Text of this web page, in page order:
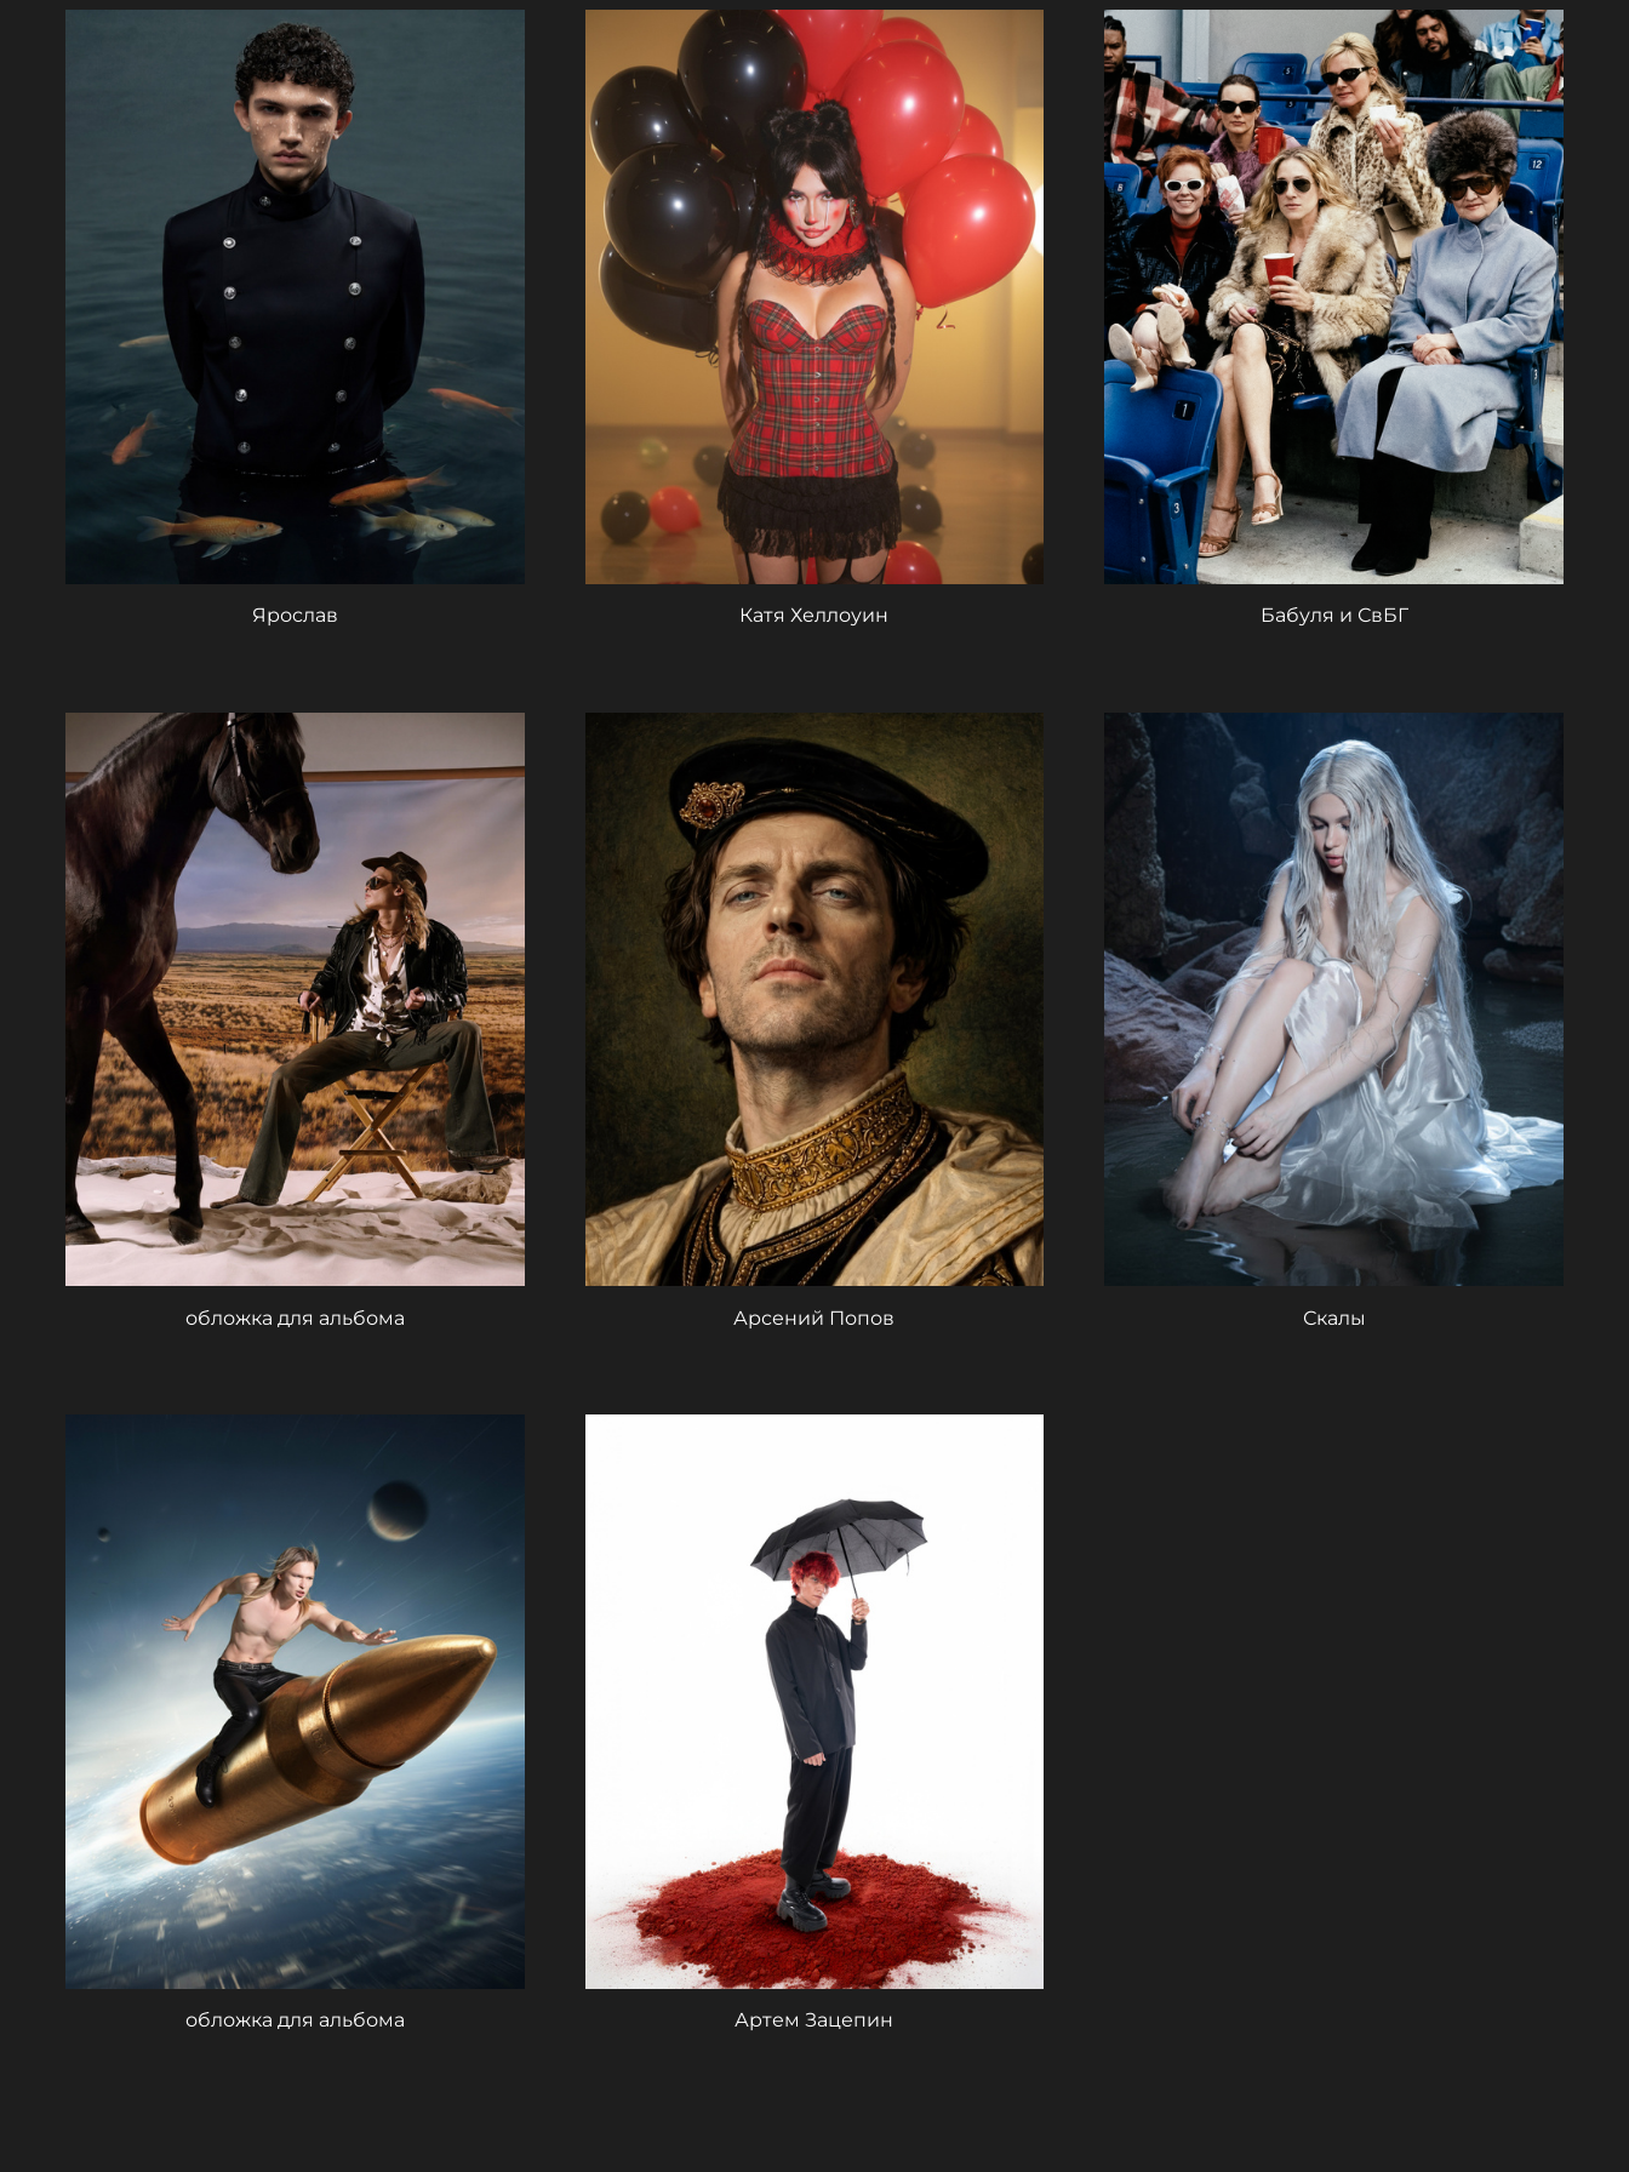
Ярослав Катя Хеллоуин Бабуля и СвБГ
обложка для альбома Арсений Попов Скалы
обложка для альбома Артем Зацепин